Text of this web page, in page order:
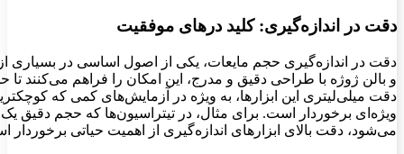
دقت در اندازه‌گیری: کلید درهای موفقیت
دقت در اندازه‌گیری حجم مایعات، یکی از اصول اساسی در بسیاری
و بالن ژوژه با طراحی دقیق و مدرج، این امکان را فراهم می‌کنند
دقت میلی‌لیتری این ابزارها، به ویژه در آزمایش‌های کمی که
ویژه‌ای برخوردار است. برای مثال، در تیتراسیون‌ها که حجم دقیق
می‌شود، دقت بالای ابزارهای اندازه‌گیری از اهمیت حیاتی برخوردار